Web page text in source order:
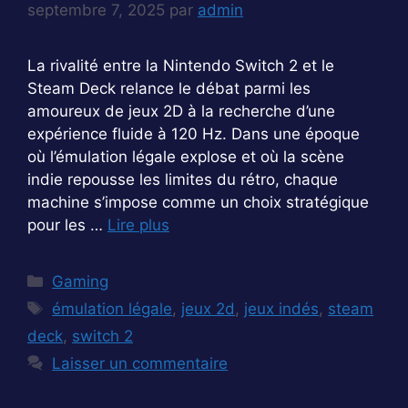
septembre 7, 2025 par admin
La rivalité entre la Nintendo Switch 2 et le
Steam Deck relance le débat parmi les
amoureux de jeux 2D à la recherche d’une
expérience fluide à 120 Hz. Dans une époque
où l’émulation légale explose et où la scène
indie repousse les limites du rétro, chaque
machine s’impose comme un choix stratégique
pour les … Lire plus
Catégories
Gaming
Étiquettes
émulation légale, jeux 2d , jeux indés, steam
deck, switch 2
Laisser un commentaire